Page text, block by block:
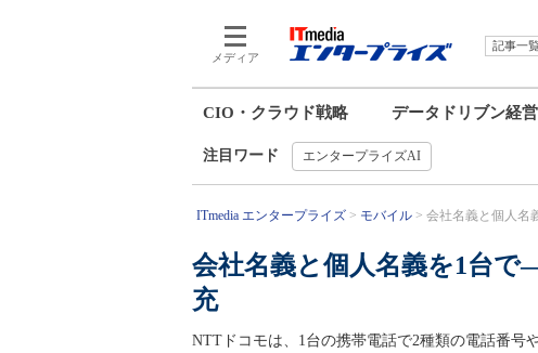
メディア
記事一
CIO・クラウド戦略 データドリブン経営
注目ワード エンタープライズAI
ITmedia エンタープライズ モバイル 会社名義と個人名
会社名義と個人名義を1台
充
NTTドコモは、1台の携帯電話で2種類の電話番号